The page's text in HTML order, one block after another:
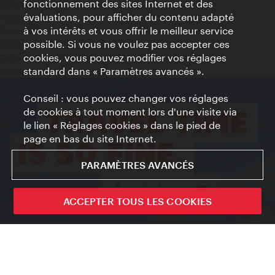
Charte sur le respect de la vie privée
Terms of Use
Accessibilité
Contact presse
Paramètres de cookies
© Copyright WienTourismus
fonctionnement des sites Internet et des
évaluations, pour afficher du contenu adapté
à vos intérêts et vous offrir le meilleur service
possible. Si vous ne voulez pas accepter ces
cookies, vous pouvez modifier vos réglages
standard dans « Paramètres avancés ».
Conseil : vous pouvez changer vos réglages
de cookies à tout moment lors d'une visite via
le lien « Réglages cookies » dans le pied de
page en bas du site Internet.
PARAMÈTRES AVANCÉS
ACCEPTER TOUS LES COOKIES